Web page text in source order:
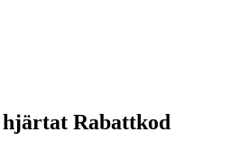
Rabattkod